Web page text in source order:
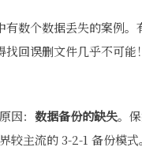
数个数据丢失的案例
回误删文件几乎不可
因： 数据备份的缺失。
主流的 3-2-1 备份模式。